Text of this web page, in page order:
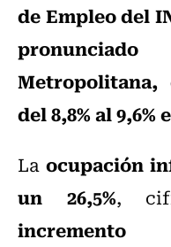
de Empleo del
del 8,8% al
Laocupación
un 26,5%,